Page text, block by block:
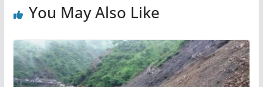
You May Also Like